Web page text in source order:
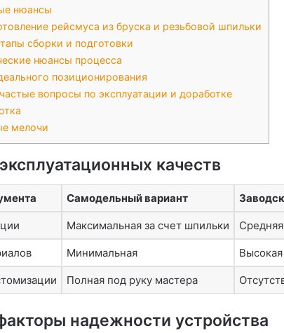
нюансы
рейсмуса из бруска и резьбовой шпильки
сборки и подготовки
нюансы процесса
позиционирования
вопросы по эксплуатации и доработке
мелочи
качеств
Самодельный вариант
Максимальная за счет шпильки
Минимальная Высокая
Полная под руку мастера
надежности устройства